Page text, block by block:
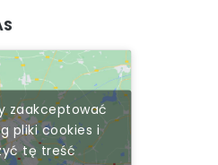
zaakceptować
pliki cookies i
tę treść